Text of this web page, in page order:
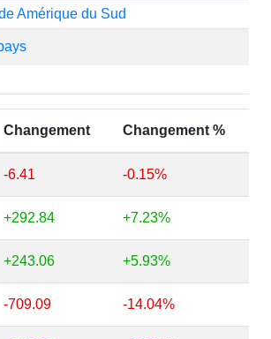
Amérique du Sud
Changement Changement %
-6.41 -0.15%
+292.84 +7.23%
+243.06 +5.93%
-709.09 -14.04%